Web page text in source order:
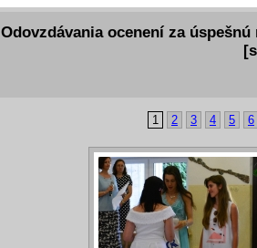
Odovzdávania ocenení za
1 2 3 4 5 6